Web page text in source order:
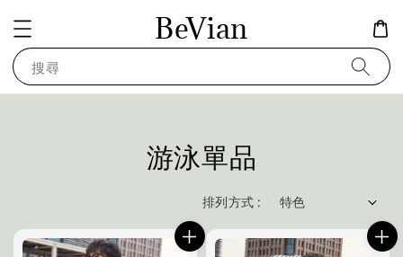
BeVian
搜尋
游泳單品
排列方式 :